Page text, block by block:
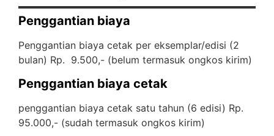
Penggantian biaya
Penggantian biaya cetak per eksemplar/edisi (2
bulan) Rp. 9.500,- (belum termasuk ongkos kirim)
Penggantian biaya cetak
penggantian biaya cetak satu tahun (6 edisi) Rp.
95.000,- (sudah termasuk ongkos kirim)